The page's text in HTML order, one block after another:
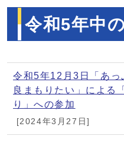
令和5年中
メインメニュー
令和5年12月3日「あっ
良まもりたい」による
り」への参加
[2024年3月27日]